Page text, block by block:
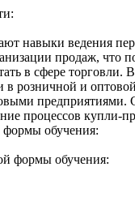
навыки ведения
продаж, что
в сфере торговли.
в розничной и
предприятиями.
процессов купли-
обучения:
формы обучения: